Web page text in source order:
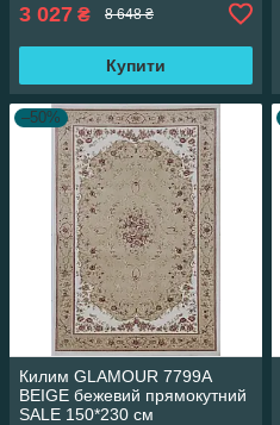
3 027 ₴ 8 648 ₴
Купити
–50%
Килим GLAMOUR 7799A
BEIGE бежевий прямокутний
SALE 150*230 см